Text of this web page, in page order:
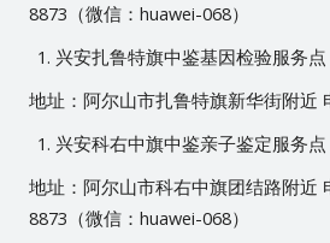
8873（微信：huawei-068）
兴安扎鲁特旗中鉴基因检验服务点
地址：阿尔山市扎鲁特旗新华街附近
兴安科右中旗中鉴亲子鉴定服务点
地址：阿尔山市科右中旗团结路附近
8873（微信：huawei-068）